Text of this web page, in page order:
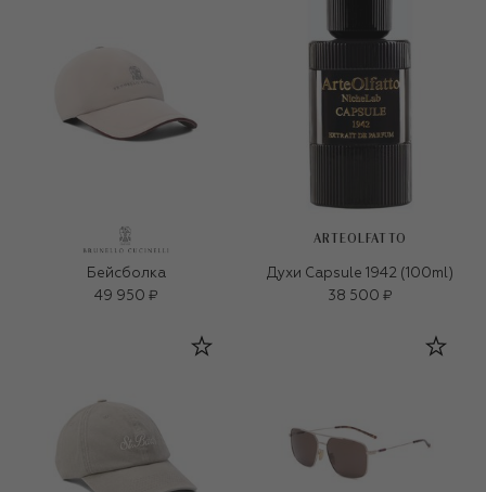
Бейсболка
49 950 ₽
ARTEOLFATTO
Духи Capsule 1942 (100ml)
38 500 ₽